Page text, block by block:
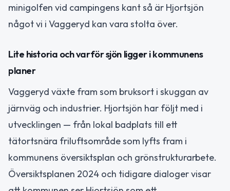
minigolfen vid campingens kant så är Hjortsjön
något vi i Vaggeryd kan vara stolta över.
Lite historia och varför sjön ligger i kommunens
planer
Vaggeryd växte fram som bruksort i skuggan av
järnväg och industrier. Hjortsjön har följt med i
utvecklingen — från lokal badplats till ett
tätortsnära friluftsområde som lyfts fram i
kommunens översiktsplan och grönstrukturarbete.
Översiktsplanen 2024 och tidigare dialoger visar